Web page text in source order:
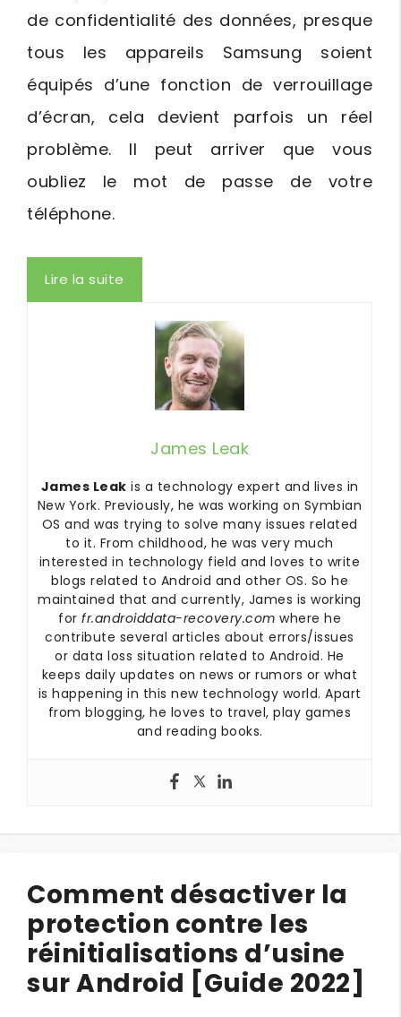
de confidentialité des données, presque
tous les appareils Samsung soient
équipés d’une fonction de verrouillage
d’écran, cela devient parfois un réel
problème. Il peut arriver que vous
oubliez le mot de passe de votre
téléphone.
Lire la suite
James Leak
James Leak is a technology expert and lives in
New York. Previously, he was working on Symbian
OS and was trying to solve many issues related
to it. From childhood, he was very much
interested in technology field and loves to write
blogs related to Android and other OS. So he
maintained that and currently, James is working
for fr.androiddata-recovery.com where he
contribute several articles about errors/issues
or data loss situation related to Android. He
keeps daily updates on news or rumors or what
is happening in this new technology world. Apart
from blogging, he loves to travel, play games
and reading books.
Comment désactiver la
protection contre les
réinitialisations d’usine
sur Android [Guide 2022]